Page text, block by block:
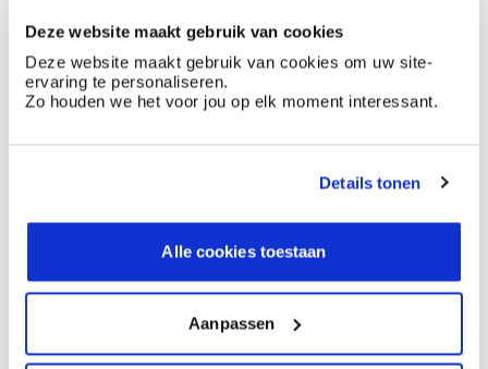
Deze website maakt gebruik van cookies
Deze website maakt gebruik van cookies om uw site-
ervaring te personaliseren.
Zo houden we het voor jou op elk moment interessant.
Details tonen
Alle cookies toestaan
Aanpassen